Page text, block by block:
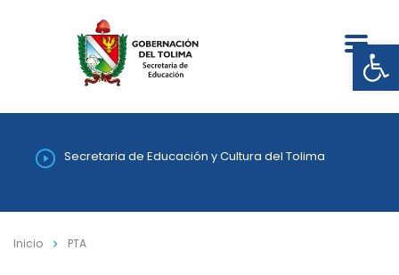
Secretaria de Educación y Cultura del Tolima
Inicio PTA